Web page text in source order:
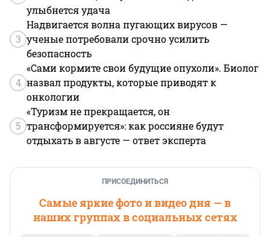
улыбнется удача
3
Надвигается волна пугающих вирусов —
ученые потребовали срочно усилить
безопасность
4
«Сами кормите свои будущие опухоли». Биолог
назвал продукты, которые приводят к
онкологии
5
«Туризм не прекращается, он
трансформируется»: как россияне будут
отдыхать в августе — ответ эксперта
ПРИСОЕДИНИТЬСЯ
Самые яркие фото и видео дня — в
наших группах в социальных сетях